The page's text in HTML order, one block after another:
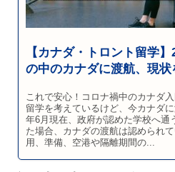
【カナダ・トロント留学
の中のカナダに渡航、現状
これで安心！コロナ禍中のカナダ
留学を考えているけど、今カナダ
年6月現在、政府が認めた学校へ通
た場合、カナダの渡航は認められ
用、準備、空港や隔離期間の...